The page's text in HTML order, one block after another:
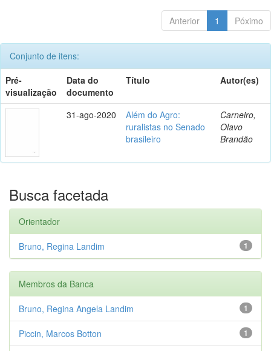
Anterior 1 Póximo
Conjunto de itens:
Pré-
visualização
Data do
documento
Título Autor(es)
31-ago-2020
Além do Agro:
ruralistas no Senado
brasileiro
Carneiro,
Olavo
Brandão
Busca facetada
Orientador
1
Bruno, Regina Landim
Membros da Banca
1
Bruno, Regina Angela Landim
1
Piccin, Marcos Botton